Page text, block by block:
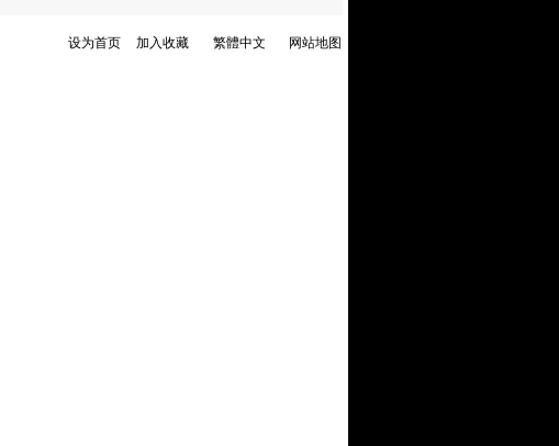
设为首页 加入收藏 繁體中文 网站地图